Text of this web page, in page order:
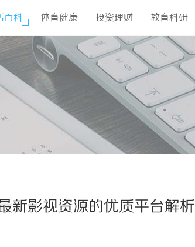
百科 体育健康 投资理财 教育科研
新影视资源的优质平台解析